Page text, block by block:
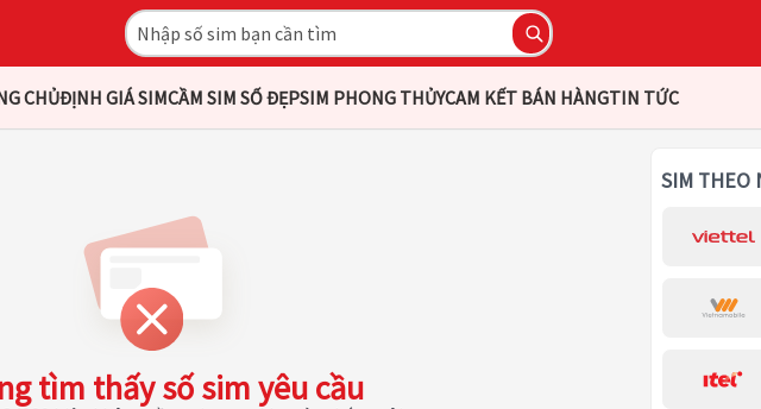
CHỦĐỊNH GIÁ SIMCẦM SIM SỐ ĐẸPSIM PHONG THỦYCAM KẾT BÁN HÀNGTIN TỨC
tìm thấy số sim yêu cầu
SIM THEO